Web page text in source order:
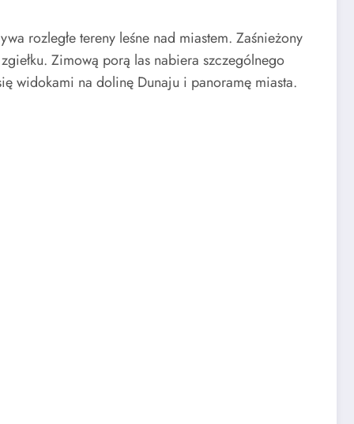
rozległe tereny leśne nad miastem. Zaśnieżony
Zimową porą las nabiera szczególnego
widokami na dolinę Dunaju i panoramę miasta.